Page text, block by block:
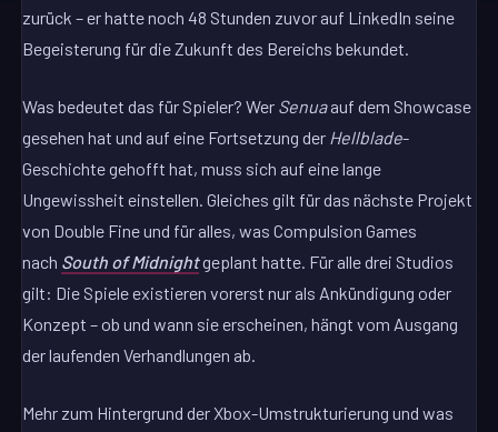
zurück – er hatte noch 48 Stunden zuvor auf LinkedIn seine
Begeisterung für die Zukunft des Bereichs bekundet.
Was bedeutet das für Spieler? Wer Senuaauf dem Showcase
gesehen hat und auf eine Fortsetzung der Hellblade-
Geschichte gehofft hat, muss sich auf eine lange
Ungewissheit einstellen. Gleiches gilt für das nächste Projekt
von Double Fine und für alles, was Compulsion Games
nach South of Midnightgeplant hatte. Für alle drei Studios
gilt: Die Spiele existieren vorerst nur als Ankündigung oder
Konzept – ob und wann sie erscheinen, hängt vom Ausgang
der laufenden Verhandlungen ab.
Mehr zum Hintergrund der Xbox-Umstrukturierung und was